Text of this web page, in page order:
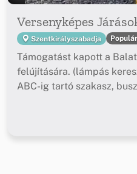
Versenyképes
Szentkirályszabadja
Támogatást kapott a
felújítására. (lámpás
ABC-ig tartó szakasz,